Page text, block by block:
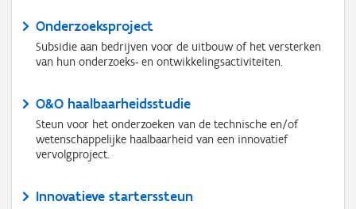
Onderzoeksproject
Subsidie aan bedrijven voor de uitbouw of het versterken
van hun onderzoeks- en ontwikkelingsactiviteiten.
O&O haalbaarheidsstudie
Steun voor het onderzoeken van de technische en/of
wetenschappelijke haalbaarheid van een innovatief
vervolgproject.
Innovatieve starterssteun